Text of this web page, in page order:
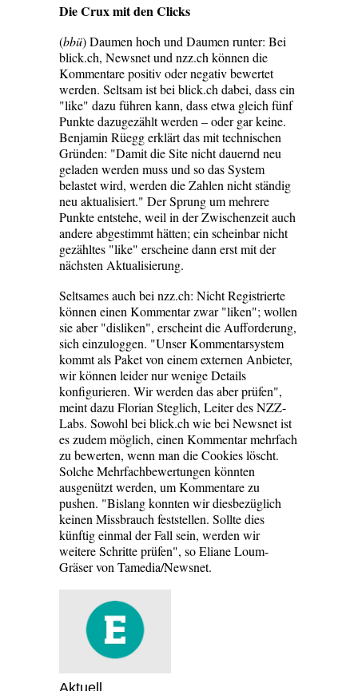
Die Crux mit den Clicks
(bbü) Daumen hoch und Daumen runter: Bei
blick.ch, Newsnet und nzz.ch können die
Kommentare positiv oder negativ bewertet
werden. Seltsam ist bei blick.ch dabei, dass ein
"like" dazu führen kann, dass etwa gleich fünf
Punkte dazugezählt werden – oder gar keine.
Benjamin Rüegg erklärt das mit technischen
Gründen: "Damit die Site nicht dauernd neu
geladen werden muss und so das System
belastet wird, werden die Zahlen nicht ständig
neu aktualisiert." Der Sprung um mehrere
Punkte entstehe, weil in der Zwischenzeit auch
andere abgestimmt hätten; ein scheinbar nicht
gezähltes "like" erscheine dann erst mit der
nächsten Aktualisierung.
Seltsames auch bei nzz.ch: Nicht Registrierte
können einen Kommentar zwar "liken"; wollen
sie aber "disliken", erscheint die Aufforderung,
sich einzuloggen. "Unser Kommentarsystem
kommt als Paket von einem externen Anbieter,
wir können leider nur wenige Details
konfigurieren. Wir werden das aber prüfen",
meint dazu Florian Steglich, Leiter des NZZ-
Labs. Sowohl bei blick.ch wie bei Newsnet ist
es zudem möglich, einen Kommentar mehrfach
zu bewerten, wenn man die Cookies löscht.
Solche Mehrfachbewertungen könnten
ausgenützt werden, um Kommentare zu
pushen. "Bislang konnten wir diesbezüglich
keinen Missbrauch feststellen. Sollte dies
künftig einmal der Fall sein, werden wir
weitere Schritte prüfen", so Eliane Loum-
Gräser von Tamedia/Newsnet.
Aktuell